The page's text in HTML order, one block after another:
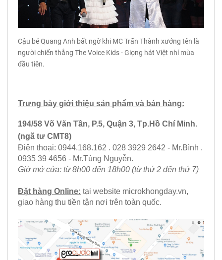
Cậu bé Quang Anh bất ngờ khi MC Trấn Thành xướng tên là
người chiến thắng The Voice Kids - Giọng hát Việt nhí mùa
đầu tiên.
Trưng bày giới thiệu sản phẩm và bán hàng:
194/58 Võ Văn Tần, P.5, Quận 3, Tp.Hồ Chí Minh.
(ngã tư CMT8)
Điện thoại: 0944.168.162 . 028 3929 2642 - Mr.Bình .
0935 39 4656 - Mr.Tùng Nguyễn.
Giờ mở cửa: từ 8h00 đến 18h00 (từ thứ 2 đến thứ 7)
Đặt hàng Online: tại website microkhongday.vn,
giao hàng thu tiền tận nơi trên toàn quốc.